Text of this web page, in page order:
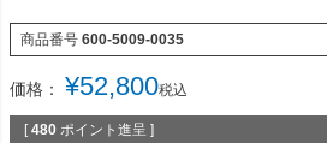
商品番号 600-5009-0035
価格： ¥52,800税込
[ 480 ポイント進呈 ]